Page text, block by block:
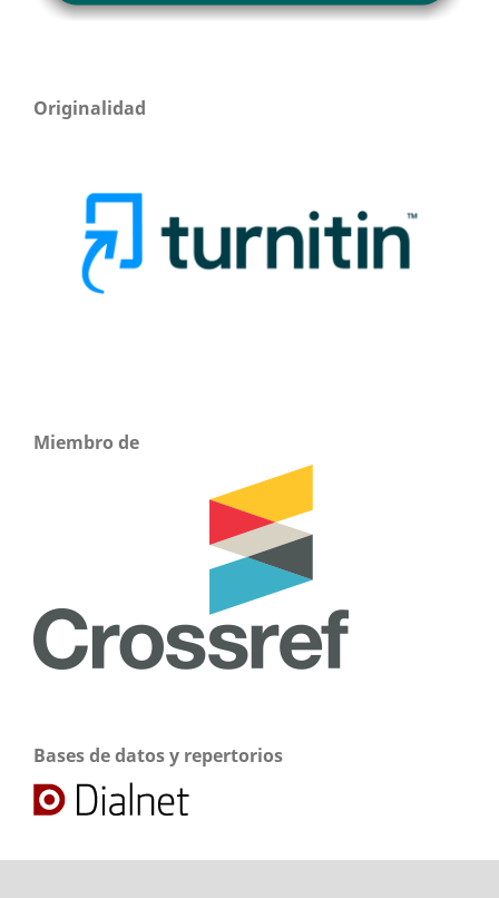
Originalidad
Miembro de
Bases de datos y repertorios